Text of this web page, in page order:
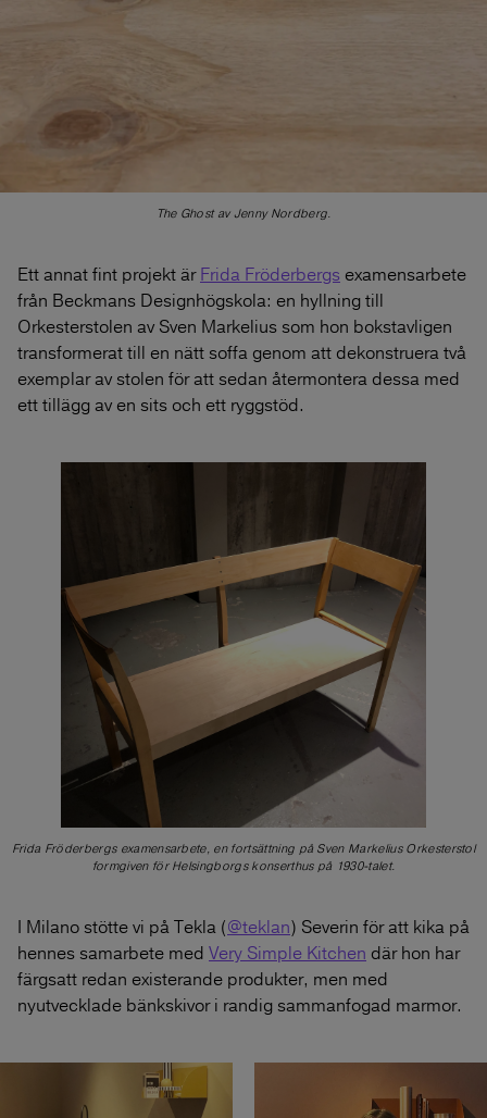
The Ghost av Jenny Nordberg.
Ett annat fint projekt ärFrida Fröderbergs examensarbete
från Beckmans Designhögskola: en hyllning till
Orkesterstolen av Sven Markelius som hon bokstavligen
transformerat till en nätt soffa genom att dekonstruera två
exemplar av stolen för att sedan återmontera dessa med
ett tillägg av en sits och ett ryggstöd.
Frida Fröderbergs examensarbete, en fortsättning på Sven Markelius Orkesterstol
formgiven för Helsingborgs konserthus på 1930-talet.
I Milano stötte vi på Tekla (@teklan) Severin för att kika på
hennes samarbete med Very Simple Kitchen där hon har
färgsatt redan existerande produkter, men med
nyutvecklade bänkskivor i randig sammanfogad marmor.